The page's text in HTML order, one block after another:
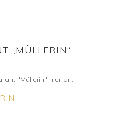
„MÜLLERIN“
"Müllerin" hier an: